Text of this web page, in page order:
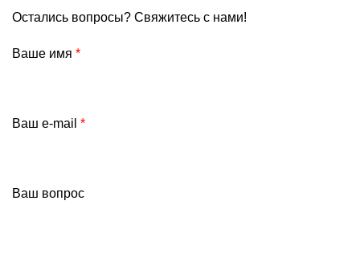
Остались вопросы? Свяжитесь с нами!
Ваше имя *
Ваш e-mail *
Ваш вопрос